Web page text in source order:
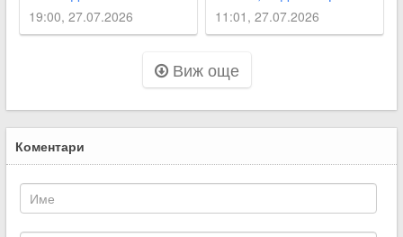
19:00, 27.07.2026
неясноти около
смъртта на две от
жертвите
11:01, 27.07.2026
Виж още
Коментари